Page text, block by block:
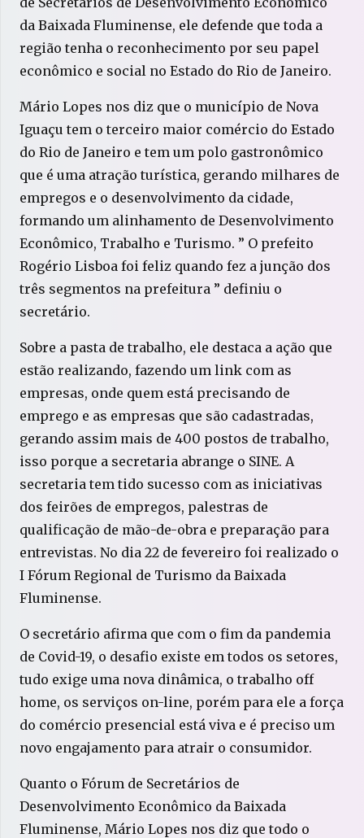
da Baixada Fluminense, ele defende que toda a
região tenha o reconhecimento por seu papel
econômico e social no Estado do Rio de Janeiro.
Mário Lopes nos diz que o município de Nova
Iguaçu tem o terceiro maior comércio do Estado
do Rio de Janeiro e tem um polo gastronômico
que é uma atração turística, gerando milhares de
empregos e o desenvolvimento da cidade,
formando um alinhamento de Desenvolvimento
Econômico, Trabalho e Turismo. ” O prefeito
Rogério Lisboa foi feliz quando fez a junção dos
três segmentos na prefeitura ” definiu o
secretário.
Sobre a pasta de trabalho, ele destaca a ação que
estão realizando, fazendo um link com as
empresas, onde quem está precisando de
emprego e as empresas que são cadastradas,
gerando assim mais de 400 postos de trabalho,
isso porque a secretaria abrange o SINE. A
secretaria tem tido sucesso com as iniciativas
dos feirões de empregos, palestras de
qualificação de mão-de-obra e preparação para
entrevistas. No dia 22 de fevereiro foi realizado o
I Fórum Regional de Turismo da Baixada
Fluminense.
O secretário afirma que com o fim da pandemia
de Covid-19, o desafio existe em todos os setores,
tudo exige uma nova dinâmica, o trabalho off
home, os serviços on-line, porém para ele a força
do comércio presencial está viva e é preciso um
novo engajamento para atrair o consumidor.
Quanto o Fórum de Secretários de
Desenvolvimento Econômico da Baixada
Fluminense, Mário Lopes nos diz que todo o